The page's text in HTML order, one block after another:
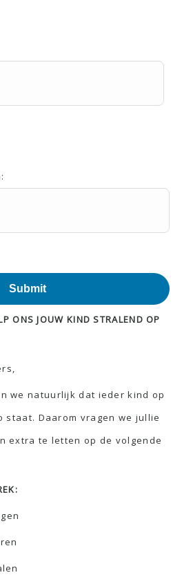
Submit
ONS JOUW KIND STRALEND OP
we natuurlijk dat ieder kind op
staat. Daarom vragen we jullie
extra te letten op de volgende